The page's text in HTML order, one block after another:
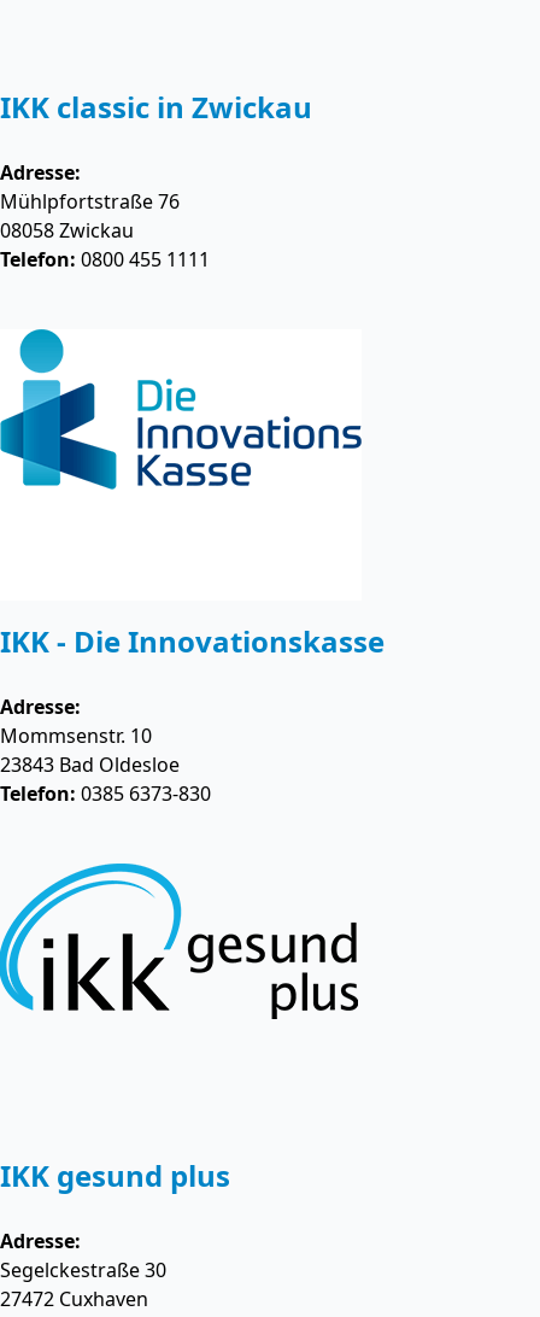
IKK classic in Zwickau
Adresse:
Mühlpfortstraße 76
08058Zwickau
Telefon: 0800 455 1111
IKK - Die Innovationskasse
Adresse:
Mommsenstr. 10
23843 Bad Oldesloe
Telefon: 0385 6373-830
IKK gesund plus
Adresse:
Segelckestraße 30
27472 Cuxhaven